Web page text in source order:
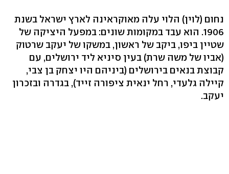
נחום (לוין) הלוי עלה מאוקראינה לארץ ישראל בשנת
1906. הוא עבד במקומות שונים: במפעל היציקה של
שטיין ביפו, ביקב של ראשון, במשקו של יעקב שרטוק
(אביו של משה שרת) בעין סיניא ליד ירושלים, עם
קבוצת בנאים בירושלים (ביניהם היו יצחק בן צבי,
קיילה גלעדי, רחל ינאית ציפורה זייד), בגדרה ובזכרון
יעקב.